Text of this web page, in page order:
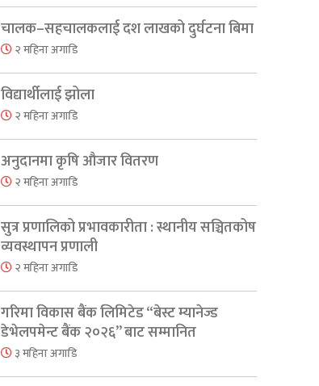
चालक–सहचालकलाई दश लाखको दुर्घटना बिमा
२ महिना अगाडि
विद्यार्थीलाई झोला
२ महिना अगाडि
अनुदानमा कृषि औजार वितरण
२ महिना अगाडि
सुत्र प्रणालिको प्रभावकारीता : स्थानीय सञ्चितकोष
व्यवस्थापन प्रणाली
२ महिना अगाडि
गरिमा विकास बैंक लिमिटेड “बेस्ट म्यानेज्ड
डेभेलपमेन्ट बैंक २०२६” बाट सम्मानित
३ महिना अगाडि